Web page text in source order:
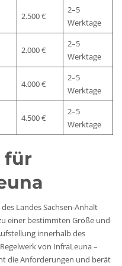
2.500 €
2–5
Werktage
2.000 €
2–5
Werktage
4.000 €
2–5
Werktage
4.500 €
2–5
Werktage
für
Landes Sachsen-Anhalt
einer bestimmten Größe und
innerhalb des
von InfraLeuna –
die Anforderungen und berät